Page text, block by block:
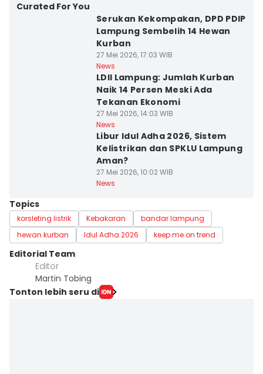
Curated For You
Serukan Kekompakan, DPD PDIP
Lampung Sembelih 14 Hewan
Kurban
27 Mei 2026, 17:03 WIB
News
LDII Lampung: Jumlah Kurban
Naik 14 Persen Meski Ada
Tekanan Ekonomi
27 Mei 2026, 14:03 WIB
News
Libur Idul Adha 2026, Sistem
Kelistrikan dan SPKLU Lampung
Aman?
27 Mei 2026, 10:02 WIB
News
Topics
korsleting listrik Kebakaran
bandar lampung
hewan kurban
Idul Adha 2026 keep me on trend
Editorial Team
Editor
Martin Tobing
Tonton lebih seru di